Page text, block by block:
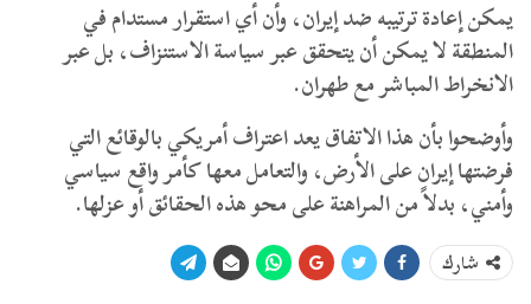
يمكن إعادة ترتيبه ضد إيران، وأن أي استقرار مستدام في
المنطقة لا يمكن أن يتحقق عبر سياسة الاستنزاف، بل عبر
الانخراط المباشر مع طهران.
​وأوضحوا بأن هذا الاتفاق يعد اعتراف أمريكي بالوقائع التي
فرضتها إيران على الأرض، والتعامل معها كأمر واقع سياسي
وأمني، بدلاً من المراهنة على محو هذه الحقائق أو عزلها.
شارك